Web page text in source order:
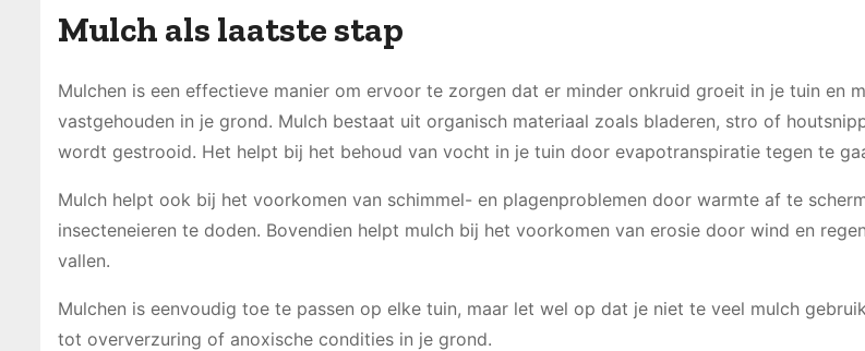
Mulch als laatste stap
Mulchen is een effectieve manier om ervoor te zorgen dat er minder onkruid groeit in je tuin en
vastgehouden in je grond. Mulch bestaat uit organisch materiaal zoals bladeren, stro of
wordt gestrooid. Het helpt bij het behoud van vocht in je tuin door evapotranspiratie tegen te
Mulch helpt ook bij het voorkomen van schimmel- en plagenproblemen door warmte af te
insecteneieren te doden. Bovendien helpt mulch bij het voorkomen van erosie door wind en
vallen.
Mulchen is eenvoudig toe te passen op elke tuin, maar let wel op dat je niet te veel mulch
tot oververzuring of anoxische condities in je grond.